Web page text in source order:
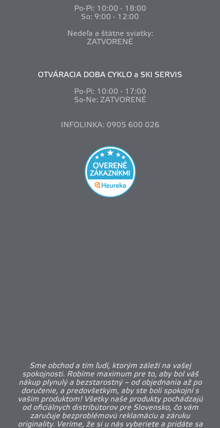
Po-Pi: 10:00 - 18:00
So: 9:00 - 12:00
Nedeľa a štátne sviatky:
ZATVORENÉ
OTVÁRACIA DOBA CYKLO a SKI SERVIS
Po-Pi: 10:00 - 17:00
So-Ne: ZATVORENÉ
INFOLINKA: 0905 600 026
Sme obchod a tím ľudí, ktorým záleží na vašej
spokojnosti. Robíme maximum pre to, aby bol váš
nákup plynulý a bezstarostný – od objednania až po
doručenie, a predovšetkým, aby ste boli spokojní s
vaším produktom! Všetky naše produkty pochádzajú
od oficiálnych distribútorov pre Slovensko, čo vám
zaručuje bezproblémovú reklamáciu a záruku
originality. Veríme, že si u nás vyberiete a pridáte sa